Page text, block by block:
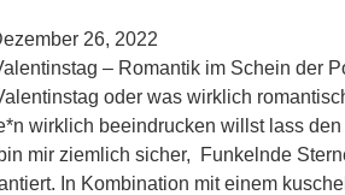
26, 2022
– Romantik im Schein der
oder was wirklich
wirklich beeindrucken willst lass den
mir ziemlich sicher, Funkelnde
In Kombination mit einem